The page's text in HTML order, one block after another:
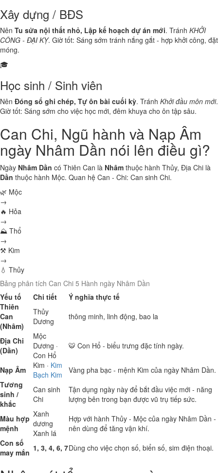
Xây dựng / BĐS
Nên Tu sửa nội thất nhỏ, Lập kế hoạch dự án mới. Tránh KHỞI
CÔNG - ĐẠI KỴ. Giờ tốt: Sáng sớm tránh nắng gắt - hợp khởi công, đặt
móng.
🎓
Học sinh / Sinh viên
Nên Đóng sổ ghi chép, Tự ôn bài cuối kỳ. Tránh Khởi đầu môn mới.
Giờ tốt: Sáng sớm cho việc học mới, đêm khuya cho ôn tập sâu.
Can Chi, Ngũ hành và Nạp Âm
ngày Nhâm Dần nói lên điều gì?
Ngày Nhâm Dần có Thiên Can là Nhâm thuộc hành Thủy, Địa Chi là
Dần thuộc hành Mộc. Quan hệ Can - Chi: Can sinh Chi.
🌿 Mộc
→
🔥 Hỏa
→
⛰ Thổ
→
⚒ Kim
→
💧 Thủy
Bảng phân tích Can Chi 5 Hành ngày Nhâm Dần
Yếu tố
Chi tiết
Ý nghĩa thực tế
Thiên
Can
(Nhâm)
Thủy
Dương
thông minh, linh động, bao la
Địa Chi
(Dần)
Mộc
Dương ·
Con Hổ
🐯 Con Hổ - biểu trưng đặc tính ngày.
Nạp Âm Kim · Kim
Bạch Kim
Vàng pha bạc - mệnh Kim của ngày Nhâm Dần.
Tương
sinh /
khắc
Can sinh
Chi
Tận dụng ngày này để bắt đầu việc mới - năng
lượng bên trong bạn được vũ trụ tiếp sức.
Màu hợp
mệnh
Xanh
dương
Xanh lá
Hợp với hành Thủy - Mộc của ngày Nhâm Dần -
nên dùng để tăng vận khí.
Con số
may mắn 1, 3, 4, 6, 7Dùng cho việc chọn số, biển số, sim điện thoại.